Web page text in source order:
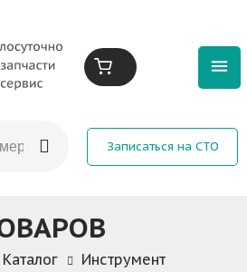
Записаться на СТО
Каталог
Инструмент